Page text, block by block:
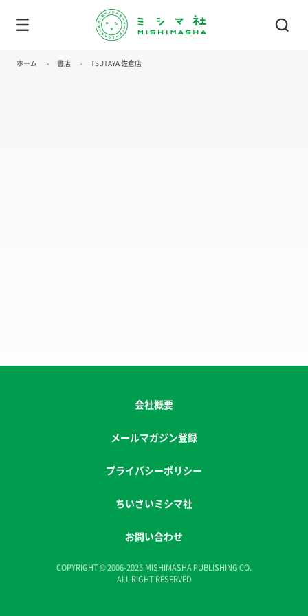
ホーム 書店 TSUTAYA 佐倉店
会社概要
メールマガジン登録
プライバシーポリシー
ちいさいミシマ社
お問い合わせ
COPYRIGHT © 2006-2025.MISHIMASHA PUBLISHING CO.
ALL RIGHT RESERVED